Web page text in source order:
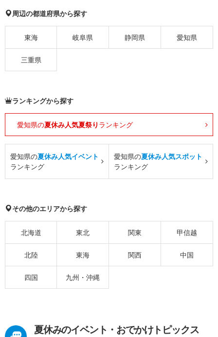
周辺の都道府県から探す
東海 岐阜県 静岡県 愛知県
三重県
ランキングから探す
愛知県の夏休み人気夏祭り ランキング
愛知県の夏休み人気イベント
ランキング
愛知県の夏休み人気スポット
ランキング
その他のエリアから探す
北海道 東北 関東 甲信越
北陸 東海 関西 中国
四国 九州・沖縄
夏休みのイベント・おでかけトピックス